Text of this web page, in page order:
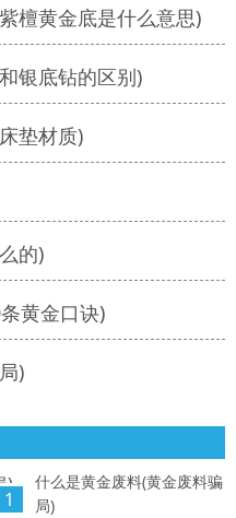
檀黄金底是什么意思)
银底钻的区别)
垫材质)
的)
黄金口诀)
)
1
什么是黄金废料(黄金废料骗
局)